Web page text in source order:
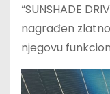
“SUNSHADE
nagrađen
njegovu